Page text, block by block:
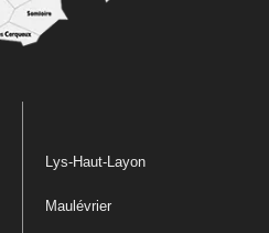
Lys-Haut-Layon
Maulévrier